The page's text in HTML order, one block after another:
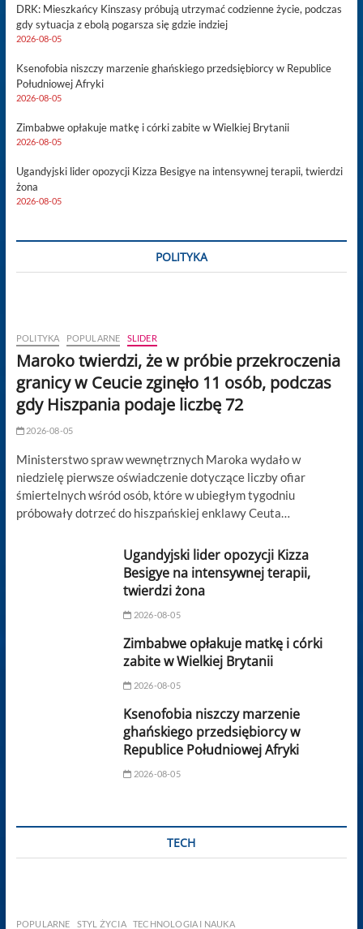
DRK: Mieszkańcy Kinszasy próbują utrzymać codzienne życie, podczas
gdy sytuacja z ebolą pogarsza się gdzie indziej
2026-08-05
Ksenofobia niszczy marzenie ghańskiego przedsiębiorcy w Republice
Południowej Afryki
2026-08-05
Zimbabwe opłakuje matkę i córki zabite w Wielkiej Brytanii
2026-08-05
Ugandyjski lider opozycji Kizza Besigye na intensywnej terapii, twierdzi
żona
2026-08-05
POLITYKA
POLITYKA POPULARNE SLIDER
Maroko twierdzi, że w próbie przekroczenia
granicy w Ceucie zginęło 11 osób, podczas
gdy Hiszpania podaje liczbę 72
2026-08-05
Ministerstwo spraw wewnętrznych Maroka wydało w
niedzielę pierwsze oświadczenie dotyczące liczby ofiar
śmiertelnych wśród osób, które w ubiegłym tygodniu
próbowały dotrzeć do hiszpańskiej enklawy Ceuta…
Ugandyjski lider opozycji Kizza
Besigye na intensywnej terapii,
twierdzi żona
2026-08-05
Zimbabwe opłakuje matkę i córki
zabite w Wielkiej Brytanii
2026-08-05
Ksenofobia niszczy marzenie
ghańskiego przedsiębiorcy w
Republice Południowej Afryki
2026-08-05
TECH
POPULARNE STYL ŻYCIA TECHNOLOGIA I NAUKA